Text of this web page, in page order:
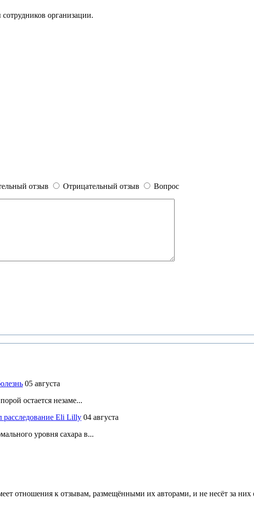
организации.
отзыв Отрицательный отзыв Вопрос
05 августа
остается незаме...
расследование Eli Lilly 04 августа
уровня сахара в...
отношения к отзывам, размещёнными их авторами, и не несёт за них